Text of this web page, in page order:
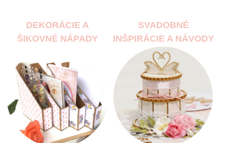
DEKORÁCIE A
ŠIKOVNÉ NÁPADY
SVADOBNÉ
INŠPIRÁCIE A NÁVODY